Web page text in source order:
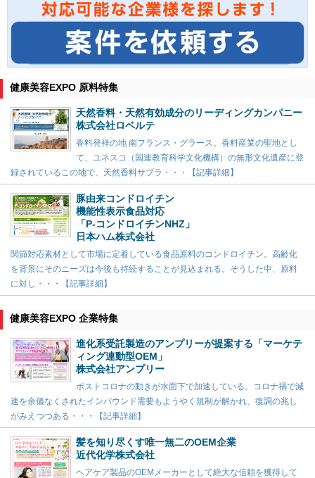
健康美容EXPO 原料特集
天然香料・天然有効成分のリーディングカンパニー
株式会社ロベルテ
香料発祥の地 南フランス・グラース。香料産業の聖地とし
て、ユネスコ（国連教育科学文化機構）の無形文化遺産に登
録されているこの地で、天然香料サプラ・・・【記事詳細】
豚由来コンドロイチン
機能性表示食品対応
「P-コンドロイチンNHZ」
日本ハム株式会社
関節対応素材として市場に定着している食品原料のコンドロイチン。高齢化
を背景にそのニーズは今後も持続することが見込まれる。そうした中、原料
に対し・・・【記事詳細】
健康美容EXPO 企業特集
進化系受託製造のアンプリーが提案する「マーケテ
ィング連動型OEM」
株式会社アンプリー
ポストコロナの動きが水面下で加速している。コロナ禍で減
速を余儀なくされたインバウンド需要もようやく規制が解かれ、復調の兆し
がみえつつある・・・【記事詳細】
髪を知り尽くす唯一無二のOEM企業
近代化学株式会社
ヘアケア製品のOEMメーカーとして絶大な信頼を獲得して